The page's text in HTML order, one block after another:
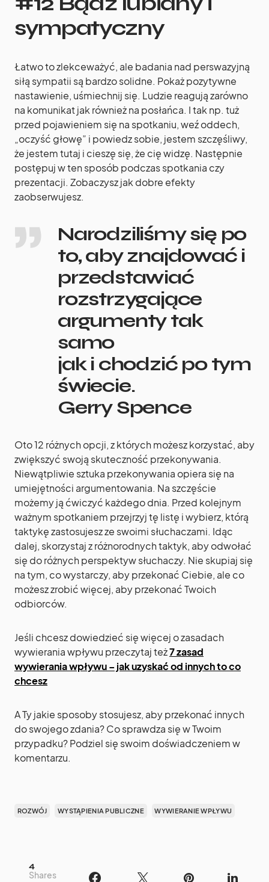
sympatyczny
Łatwo to zlekceważyć, ale badania nad perswazyjną
siłą sympatii są bardzo solidne. Pokaż pozytywne
nastawienie, uśmiechnij się. Ludzie reagują zarówno
na komunikat jak również na posłańca. I tak np. tuż
przed pojawieniem się na spotkaniu, weź oddech,
„oczyść głowę” i powiedz sobie, jestem szczęśliwy,
że jestem tutaj i cieszę się, że cię widzę. Następnie
postępuj w ten sposób podczas spotkania czy
prezentacji. Zobaczysz jak dobre efekty
zaobserwujesz.
Narodziliśmy się po
to, aby znajdować i
przedstawiać
rozstrzygające
argumenty tak
samo
jak i chodzić po tym
świecie.
Gerry Spence
Oto 12 różnych opcji, z których możesz korzystać, aby
zwiększyć swoją skuteczność przekonywania.
Niewątpliwie sztuka przekonywania opiera się na
umiejętności argumentowania. Na szczęście
możemy ją ćwiczyć każdego dnia. Przed kolejnym
ważnym spotkaniem przejrzyj tę listę i wybierz, którą
taktykę zastosujesz ze swoimi słuchaczami. Idąc
dalej, skorzystaj z różnorodnych taktyk, aby odwołać
się do różnych perspektyw słuchaczy. Nie skupiaj się
na tym, co wystarczy, aby przekonać Ciebie, ale co
możesz zrobić więcej, aby przekonać Twoich
odbiorców.
Jeśli chcesz dowiedzieć się więcej o zasadach
wywierania wpływu przeczytaj też7 zasad
wywierania wpływu – jak uzyskać od innych to co
chcesz
A Ty jakie sposoby stosujesz, aby przekonać innych
do swojego zdania? Co sprawdza się w Twoim
przypadku? Podziel się swoim doświadczeniem w
komentarzu.
ROZWÓJ WYSTĄPIENIA PUBLICZNE WYWIERANIE WPŁYWU
4
Shares